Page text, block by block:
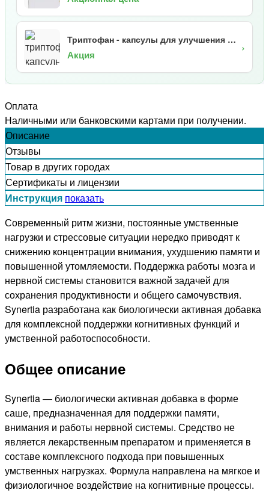
Триптофан - капсулы для улучшения сна
Акция ›
Оплата
Наличными или банковскими картами при получении.
Описание
Отзывы
Товар в других городах
Сертификаты и лицензии
Инструкция показать
Современный ритм жизни, постоянные умственные
нагрузки и стрессовые ситуации нередко приводят к
снижению концентрации внимания, ухудшению памяти и
повышенной утомляемости. Поддержка работы мозга и
нервной системы становится важной задачей для
сохранения продуктивности и общего самочувствия.
Synertia разработана как биологически активная добавка
для комплексной поддержки когнитивных функций и
умственной работоспособности.
Общее описание
Synertia — биологически активная добавка в форме
саше, предназначенная для поддержки памяти,
внимания и работы нервной системы. Средство не
является лекарственным препаратом и применяется в
составе комплексного подхода при повышенных
умственных нагрузках. Формула направлена на мягкое и
физиологичное воздействие на когнитивные процессы.